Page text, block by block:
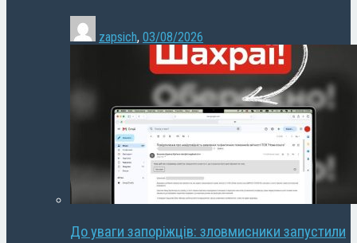
zapsich, 03/08/2026
До уваги запоріжців: зловмисники запустили